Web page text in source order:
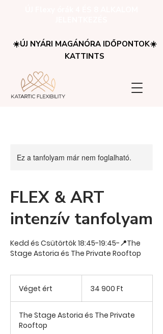
☀️ÚJ NYÁRI MAGÁNÓRA IDŐPONTOK☀️
KATTINTS
Ez a tanfolyam már nem foglalható.
FLEX & ART
intenzív tanfolyam
Kedd és Csütörtök 18:45-19:45-📍The
Stage Astoria és The Private Rooftop
Véget ért
é
e
forint34 900 Ft
The Stage Astoria és The Private
Rooftop